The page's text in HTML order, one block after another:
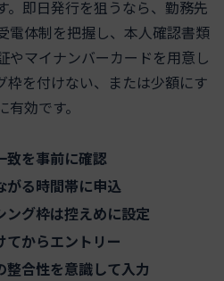
。即日発行を狙うなら、勤務先
電体制を把握し、本人確認書類
やマイナンバーカードを用意し
枠を付けない、または少額にす
有効です。
致を事前に確認
がる時間帯に申込
ング枠は控えめに設定
てからエントリー
整合性を意識して入力